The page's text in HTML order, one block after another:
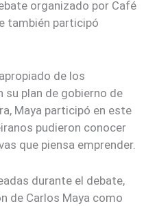
organizado por Café
también participó
de los
plan de gobierno de
Maya participó en este
pudieron conocer
que piensa emprender.
durante el debate,
de Carlos Maya como